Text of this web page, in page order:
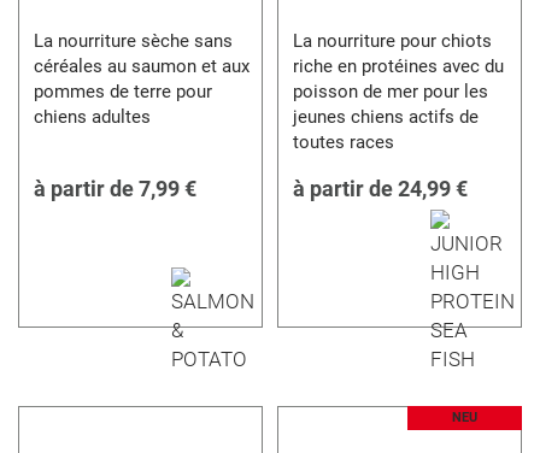
La nourriture sèche sans
céréales au saumon et aux
pommes de terre pour
chiens adultes
à partir de7,99 €
La nourriture pour chiots
riche en protéines avec du
poisson de mer pour les
jeunes chiens actifs de
toutes races
à partir de24,99 €
NEU